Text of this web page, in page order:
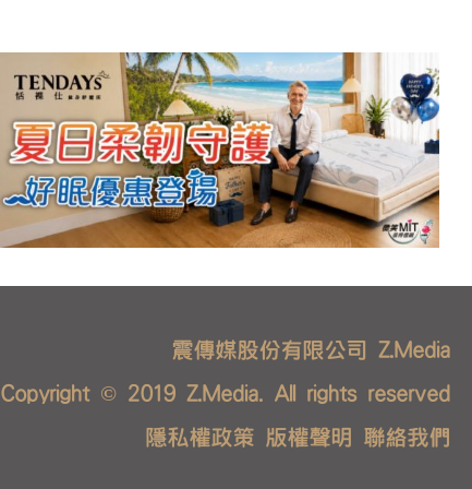
震傳媒股份有限公司 Z.Media
Copyright © 2019 Z.Media. All rights reserved
隱私權政策 版權聲明 聯絡我們